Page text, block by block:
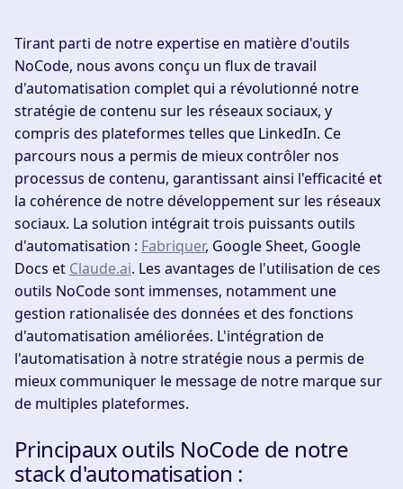
Tirant parti de notre expertise en matière d'outils
NoCode, nous avons conçu un flux de travail
d'automatisation complet qui a révolutionné notre
stratégie de contenu sur les réseaux sociaux, y
compris des plateformes telles que LinkedIn. Ce
parcours nous a permis de mieux contrôler nos
processus de contenu, garantissant ainsi l'efficacité et
la cohérence de notre développement sur les réseaux
sociaux. La solution intégrait trois puissants outils
d'automatisation : Fabriquer, Google Sheet, Google
Docs et Claude.ai. Les avantages de l'utilisation de ces
outils NoCode sont immenses, notamment une
gestion rationalisée des données et des fonctions
d'automatisation améliorées. L'intégration de
l'automatisation à notre stratégie nous a permis de
mieux communiquer le message de notre marque sur
de multiples plateformes.
Principaux outils NoCode de notre
stack d'automatisation :